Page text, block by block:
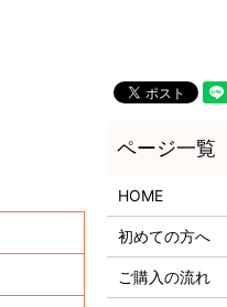
HOME
初めての方へ
ご購入の流れ